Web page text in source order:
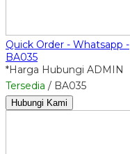
Quick Order - Whatsapp -
BA035
*Harga Hubungi ADMIN
Tersedia / BA035
Hubungi Kami